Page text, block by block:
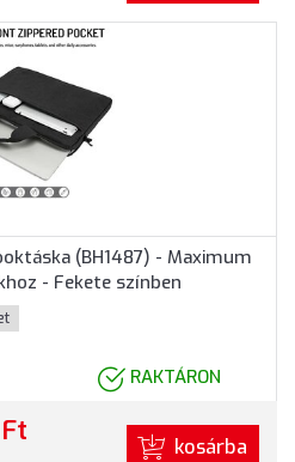
(BH1487) - Maximum
- Fekete színben
RAKTÁRON
kosárba